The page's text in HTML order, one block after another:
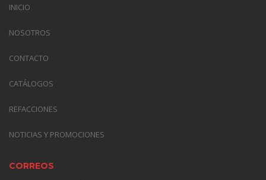
INICIO
NOSOTROS
CONTACTO
CATÁLOGOS
REFACCIONES
NOTICIAS Y PROMOCIONES
CORREOS